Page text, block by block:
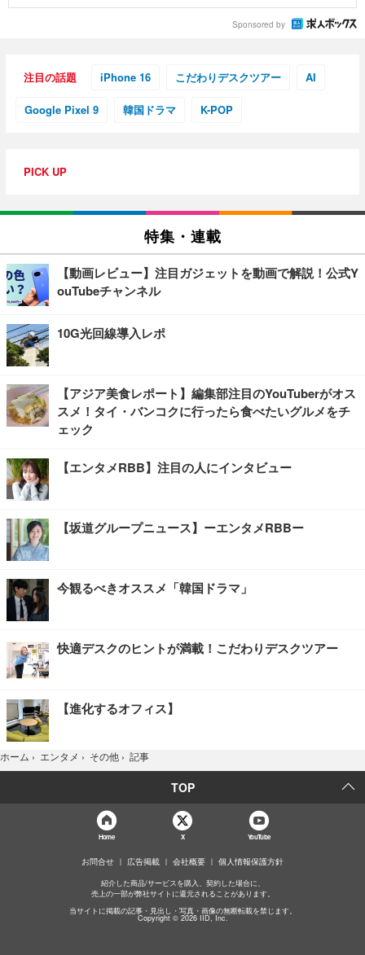
Sponsored by
注目の話題 iPhone 16 こだわりデスクツアー AI
Google Pixel 9 韓国ドラマ K-POP
PICK UP
特集・連載
【動画レビュー】注目ガジェットを動画で解説！公式Y
ouTubeチャンネル
10G光回線導入レポ
【アジア美食レポート】編集部注目のYouTuberがオス
スメ！タイ・バンコクに行ったら食べたいグルメをチ
ェック
【エンタメRBB】注目の人にインタビュー
【坂道グループニュース】ーエンタメRBBー
今観るべきオススメ「韓国ドラマ」
快適デスクのヒントが満載！こだわりデスクツアー
【進化するオフィス】
ホーム › エンタメ › その他 › 記事
TOP
Home X YouTube
お問合せ 広告掲載 会社概要 個人情報保護方針
紹介した商品/サービスを購入、契約した場合に、
売上の一部が弊社サイトに還元されることがあります。
当サイトに掲載の記事・見出し・写真・画像の無断転載を禁じます。
Copyright © 2026 IID, Inc.